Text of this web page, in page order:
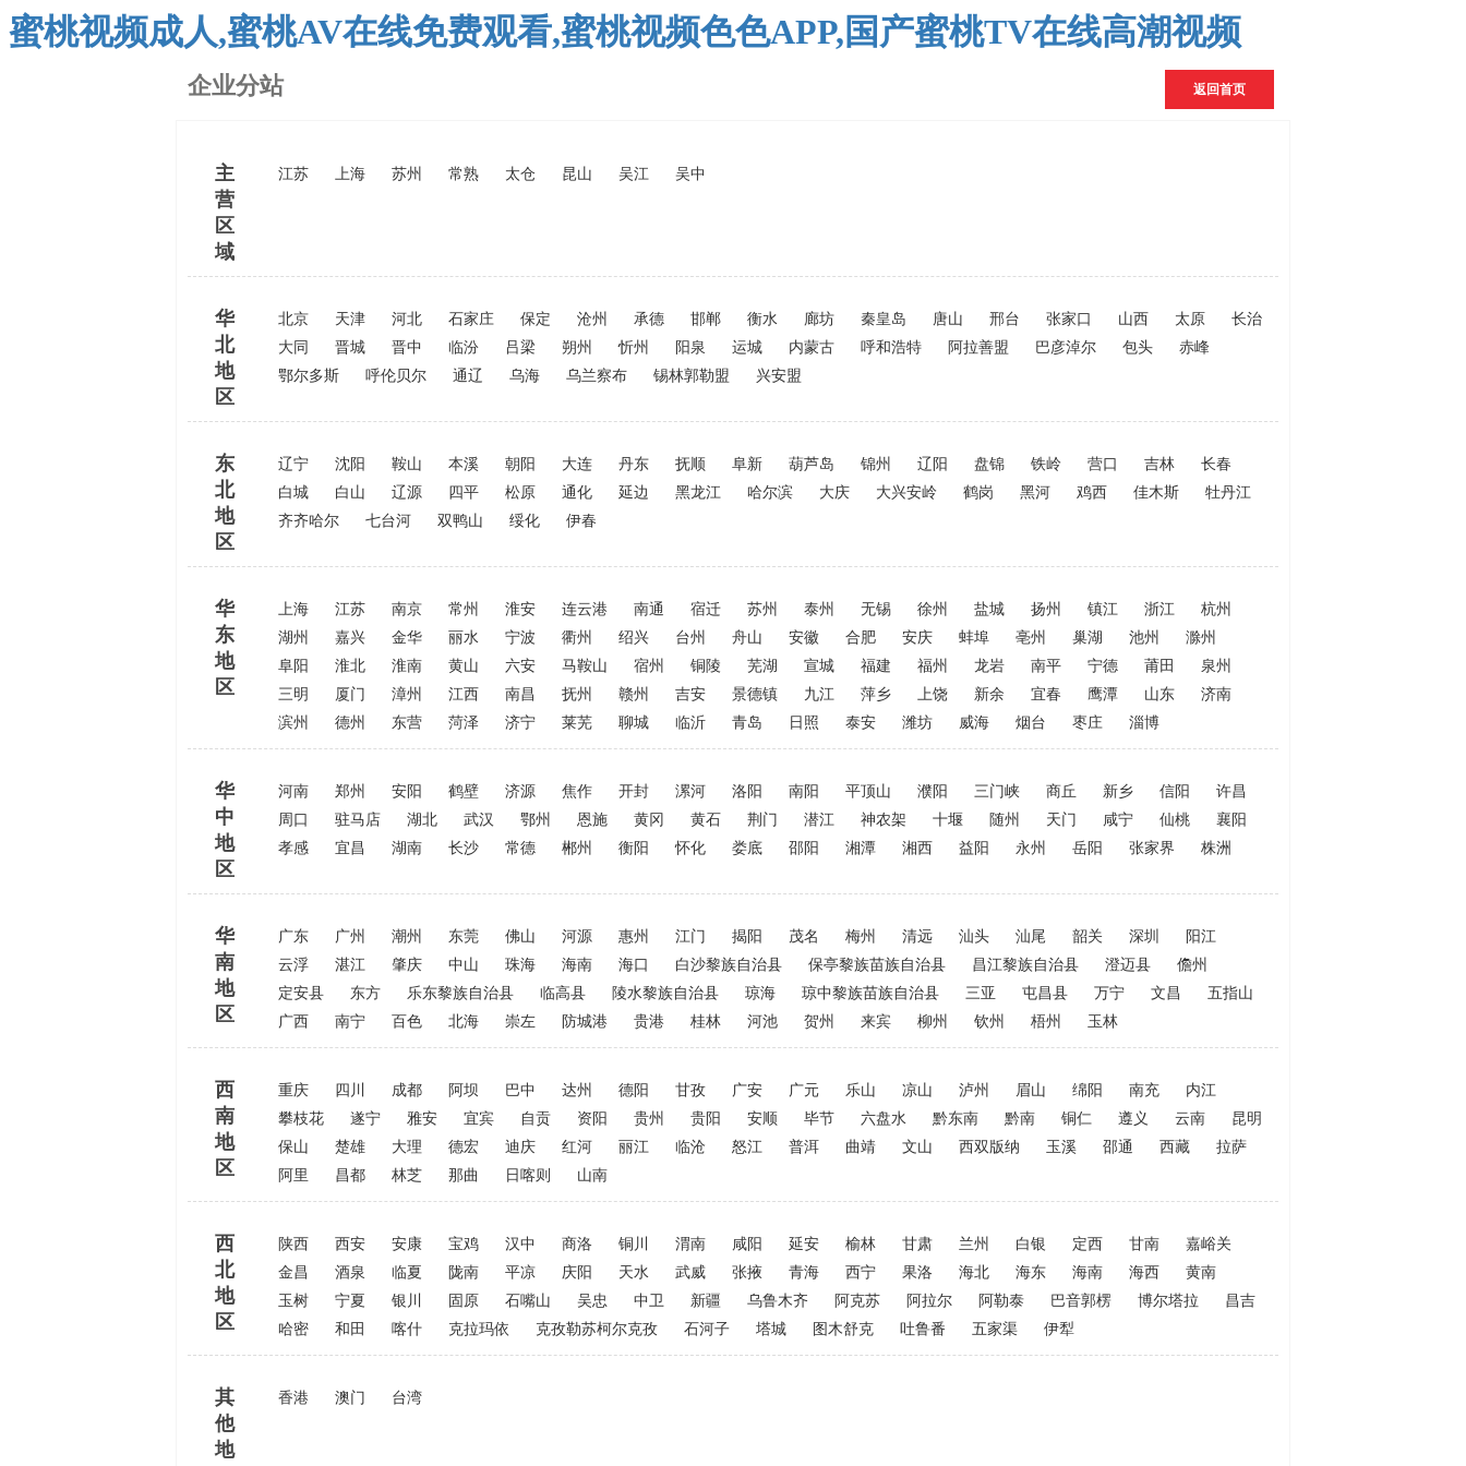
蜜桃视频成人,蜜桃AV在线免费观看,蜜桃视频色色APP,国产蜜桃TV在线高潮视频
企业分站 返回首页
主
营
区
域
江苏 上海 苏州 常熟 太仓 昆山 吴江 吴中
华
北
地
区
北京 天津 河北 石家庄 保定 沧州 承德 邯郸 衡水 廊坊 秦皇岛 唐山 邢台 张家口 山西 太原
长治
大同
晋城 晋中 临汾 吕梁 朔州 忻州 阳泉 运城 内蒙古 呼和浩特 阿拉善盟 巴彦淖尔 包头
赤峰
鄂尔多斯
呼伦贝尔 通辽 乌海 乌兰察布 锡林郭勒盟 兴安盟
东
北
地
区
辽宁 沈阳 鞍山 本溪 朝阳 大连 丹东 抚顺 阜新 葫芦岛 锦州 辽阳 盘锦 铁岭 营口 吉林
长春
白城
白山 辽源 四平 松原 通化 延边 黑龙江 哈尔滨 大庆 大兴安岭 鹤岗 黑河 鸡西 佳木斯
牡丹江
齐齐哈尔
七台河 双鸭山 绥化 伊春
华
东
地
区
上海 江苏 南京 常州 淮安 连云港 南通 宿迁 苏州 泰州 无锡 徐州 盐城 扬州 镇江 浙江
杭州
湖州
嘉兴 金华 丽水 宁波 衢州 绍兴 台州 舟山 安徽 合肥 安庆 蚌埠 亳州 巢湖 池州
滁州
阜阳
淮北 淮南 黄山 六安 马鞍山 宿州 铜陵 芜湖 宣城 福建 福州 龙岩 南平 宁德 莆田
泉州
三明
厦门 漳州 江西 南昌 抚州 赣州 吉安 景德镇 九江 萍乡 上饶 新余 宜春 鹰潭 山东
济南
滨州
德州 东营 菏泽 济宁 莱芜 聊城 临沂 青岛 日照 泰安 潍坊 威海 烟台 枣庄 淄博
华
中
地
区
河南 郑州 安阳 鹤壁 济源 焦作 开封 漯河 洛阳 南阳 平顶山 濮阳 三门峡 商丘 新乡 信阳
许昌
周口
驻马店 湖北 武汉 鄂州 恩施 黄冈 黄石 荆门 潜江 神农架 十堰 随州 天门 咸宁 仙桃
襄阳
孝感
宜昌 湖南 长沙 常德 郴州 衡阳 怀化 娄底 邵阳 湘潭 湘西 益阳 永州 岳阳 张家界 株洲
华
南
地
区
广东 广州 潮州 东莞 佛山 河源 惠州 江门 揭阳 茂名 梅州 清远 汕头 汕尾 韶关 深圳
阳江
云浮
湛江 肇庆 中山 珠海 海南 海口 白沙黎族自治县 保亭黎族苗族自治县 昌江黎族自治县 澄迈县
儋州
定安县
东方 乐东黎族自治县 临高县 陵水黎族自治县 琼海 琼中黎族苗族自治县 三亚 屯昌县 万宁 文昌
五指山
广西
南宁 百色 北海 崇左 防城港 贵港 桂林 河池 贺州 来宾 柳州 钦州 梧州 玉林
西
南
地
区
重庆 四川 成都 阿坝 巴中 达州 德阳 甘孜 广安 广元 乐山 凉山 泸州 眉山 绵阳 南充
内江
攀枝花
遂宁 雅安 宜宾 自贡 资阳 贵州 贵阳 安顺 毕节 六盘水 黔东南 黔南 铜仁 遵义 云南
昆明
保山
楚雄 大理 德宏 迪庆 红河 丽江 临沧 怒江 普洱 曲靖 文山 西双版纳 玉溪 邵通 西藏
拉萨
阿里
昌都 林芝 那曲 日喀则 山南
西
北
地
区
陕西 西安 安康 宝鸡 汉中 商洛 铜川 渭南 咸阳 延安 榆林 甘肃 兰州 白银 定西 甘南
嘉峪关
金昌
酒泉 临夏 陇南 平凉 庆阳 天水 武威 张掖 青海 西宁 果洛 海北 海东 海南 海西
黄南
玉树
宁夏 银川 固原 石嘴山 吴忠 中卫 新疆 乌鲁木齐 阿克苏 阿拉尔 阿勒泰 巴音郭楞 博尔塔拉
昌吉
哈密
和田 喀什 克拉玛依 克孜勒苏柯尔克孜 石河子 塔城 图木舒克 吐鲁番 五家渠 伊犁
其
他
地
香港 澳门 台湾